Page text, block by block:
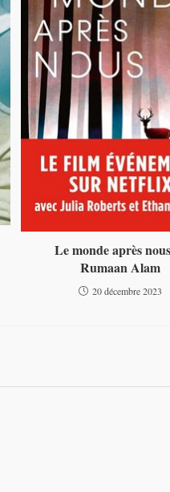
Le monde après
Rumaan Alam
20 décembre 2023